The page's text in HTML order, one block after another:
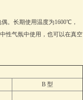
。长期使用温度为1600℃，
性气氛中使用，也可以在真空
B 型